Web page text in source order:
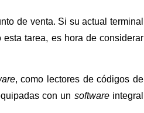
de venta. Si su actual terminal
tarea, es hora de considerar
, como lectores de códigos de
con un softwareintegral